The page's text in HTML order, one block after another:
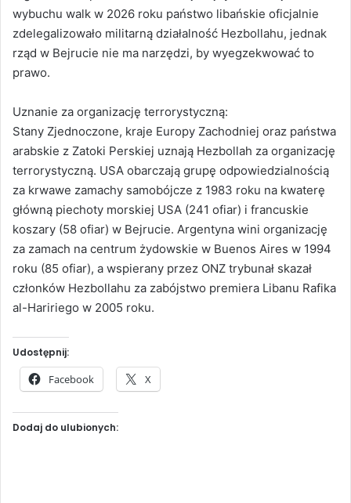
wybuchu walk w 2026 roku państwo libańskie oficjalnie
zdelegalizowało militarną działalność Hezbollahu, jednak
rząd w Bejrucie nie ma narzędzi, by wyegzekwować to
prawo.
Uznanie za organizację terrorystyczną:
Stany Zjednoczone, kraje Europy Zachodniej oraz państwa
arabskie z Zatoki Perskiej uznają Hezbollah za organizację
terrorystyczną. USA obarczają grupę odpowiedzialnością
za krwawe zamachy samobójcze z 1983 roku na kwaterę
główną piechoty morskiej USA (241 ofiar) i francuskie
koszary (58 ofiar) w Bejrucie. Argentyna wini organizację
za zamach na centrum żydowskie w Buenos Aires w 1994
roku (85 ofiar), a wspierany przez ONZ trybunał skazał
członków Hezbollahu za zabójstwo premiera Libanu Rafika
al-Haririego w 2005 roku.
Udostępnij:
Facebook X
Dodaj do ulubionych: